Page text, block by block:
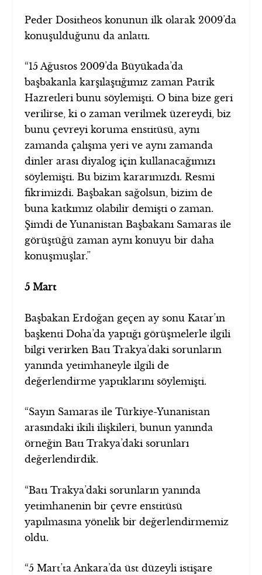
Peder Dositheos konunun ilk olarak 2009’da
konuşulduğunu da anlattı.
“15 Ağustos 2009’da Büyükada’da
başbakanla karşılaştığımız zaman Patrik
Hazretleri bunu söylemişti. O bina bize geri
verilirse, ki o zaman verilmek üzereydi, biz
bunu çevreyi koruma enstitüsü, aynı
zamanda çalışma yeri ve aynı zamanda
dinler arası diyalog için kullanacağımızı
söylemişti. Bu bizim kararımızdı. Resmi
fikrimizdi. Başbakan sağolsun, bizim de
buna katkımız olabilir demişti o zaman.
Şimdi de Yunanistan Başbakanı Samaras ile
görüştüğü zaman aynı konuyu bir daha
konuşmuşlar.”
5 Mart
Başbakan Erdoğan geçen ay sonu Katar’ın
başkenti Doha’da yaptığı görüşmelerle ilgili
bilgi verirken Batı Trakya’daki sorunların
yanında yetimhaneyle ilgili de
değerlendirme yaptıklarını söylemişti.
“Sayın Samaras ile Türkiye-Yunanistan
arasındaki ikili ilişkileri, bunun yanında
örneğin Batı Trakya’daki sorunları
değerlendirdik.
“Batı Trakya’daki sorunların yanında
yetimhanenin bir çevre enstitüsü
yapılmasına yönelik bir değerlendirmemiz
oldu.
“5 Mart’ta Ankara’da üst düzeyli istişare